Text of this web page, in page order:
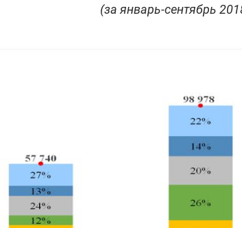
(за январь-сентябрь